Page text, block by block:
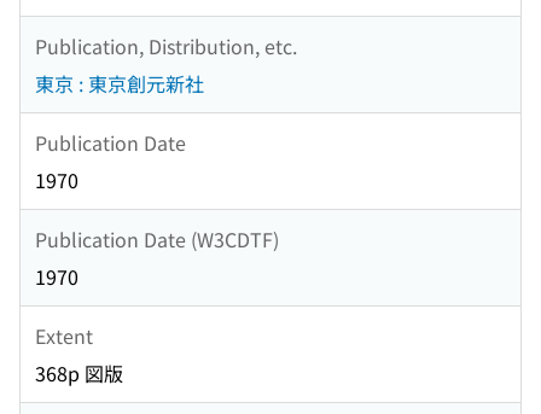
Publication, Distribution, etc.
東京 : 東京創元新社
Publication Date
1970
Publication Date (W3CDTF)
1970
Extent
368p 図版